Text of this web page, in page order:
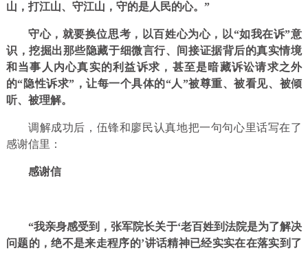
山，打江山、守江山，守的是人民的心。”
守心，就要换位思考，以百姓心为心，以“如我在诉”意
识，挖掘出那些隐藏于细微言行、间接证据背后的真实情境
和当事人内心真实的利益诉求，甚至是暗藏诉讼请求之外
的“隐性诉求”，让每一个具体的“人”被尊重、被看见、被倾
听、被理解。
调解成功后，伍锋和廖民认真地把一句句心里话写在了
感谢信里：
感谢信
“我亲身感受到，张军院长关于‘老百姓到法院是为了解决
问题的，绝不是来走程序的’讲话精神已经实实在在落实到了